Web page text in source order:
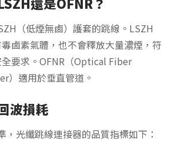
（低煙無鹵）護套的跳線。LSZH
鹵素氣體，也不會釋放大量濃煙，符
要求。OFNR（Optical Fiber
）適用於垂直管道。
波損耗
，光纖跳線連接器的品質指標如下：